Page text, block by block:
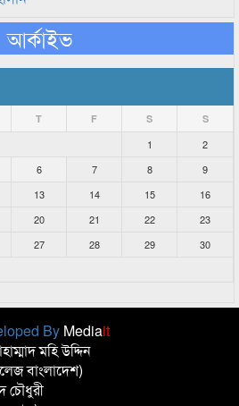
আর্কাইভ
T F S S
1
2
6 7 8
9
13 14 15
16
20 21 22
23
27 28 29
30
By Mediait
মহি উদ্দিন
বাংলাদেশ)
চৌধুরী